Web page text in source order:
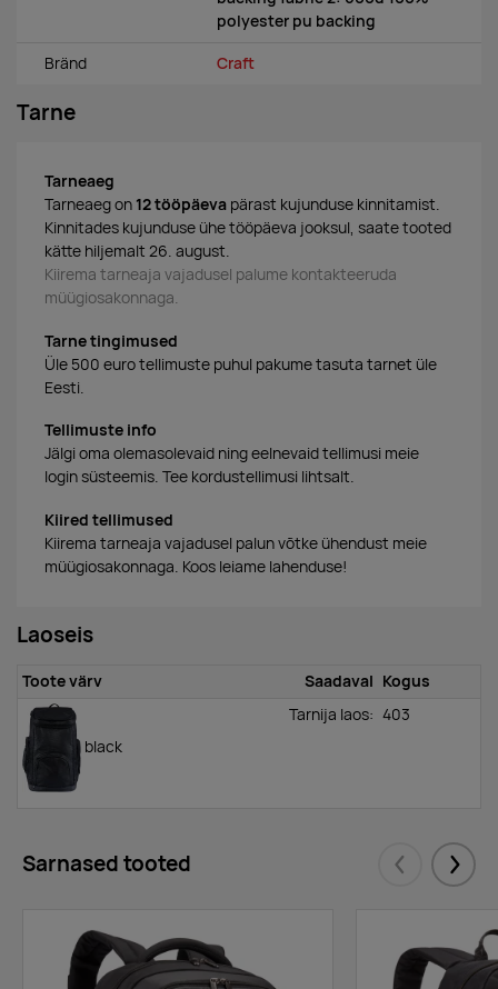
polyester pu backing
Bränd Craft
Tarne
Tarneaeg
Tarneaeg on 12 tööpäeva pärast kujunduse kinnitamist.
Kinnitades kujunduse ühe tööpäeva jooksul, saate tooted
kätte hiljemalt 26. august.
Kiirema tarneaja vajadusel palume kontakteeruda
müügiosakonnaga.
Tarne tingimused
Üle 500 euro tellimuste puhul pakume tasuta tarnet üle
Eesti.
Tellimuste info
Jälgi oma olemasolevaid ning eelnevaid tellimusi meie
login süsteemis. Tee kordustellimusi lihtsalt.
Kiired tellimused
Kiirema tarneaja vajadusel palun võtke ühendust meie
müügiosakonnaga. Koos leiame lahenduse!
Laoseis
Toote värv Saadaval Kogus
black
Tarnija laos: 403
Sarnased tooted Eelmised